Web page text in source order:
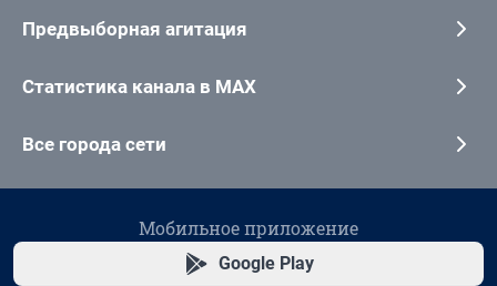
Предвыборная агитация
Статистика канала в MAX
Все города сети
Мобильное приложение
Google Play